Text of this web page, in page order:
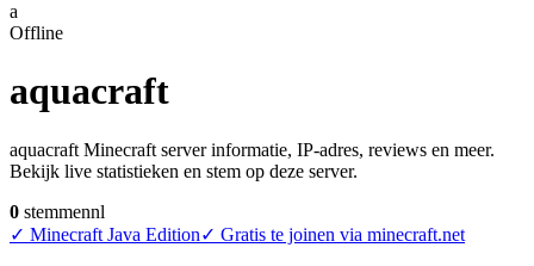
a
Offline
aquacraft
aquacraft Minecraft server informatie, IP-adres, reviews en meer.
Bekijk live statistieken en stem op deze server.
0 stemmennl
✓ Minecraft Java Edition✓ Gratis te joinen via minecraft.net